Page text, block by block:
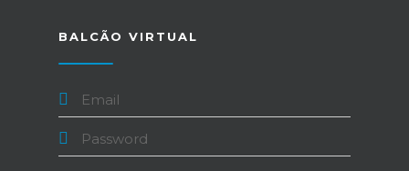
BALCÃO VIRTUAL